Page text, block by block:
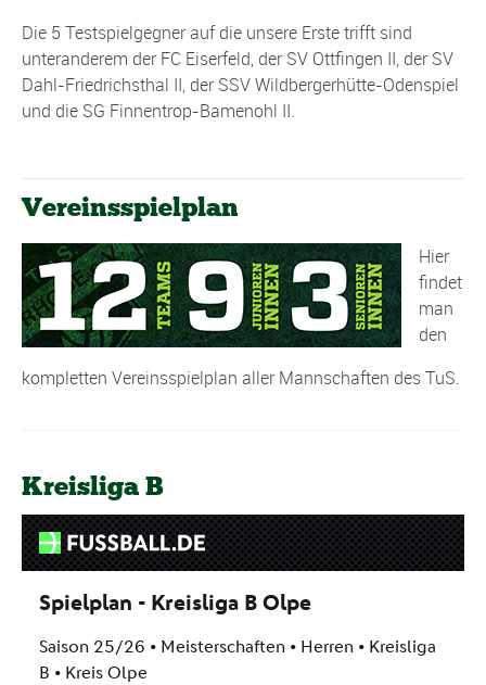
Die 5 Testspielgegner auf die unsere Erste trifft sind
unteranderem der FC Eiserfeld, der SV Ottfingen II, der SV
Dahl-Friedrichsthal II, der SSV Wildbergerhütte-Odenspiel
und die SG Finnentrop-Bamenohl II.
Vereinsspielplan
Hier
findet
man
den
kompletten Vereinsspielplan aller Mannschaften des TuS.
Kreisliga B